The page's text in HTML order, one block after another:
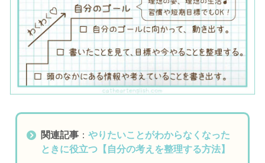
関連記事 ： やりたいことがわからなくなった
ときに役立つ【自分の考えを整理する方法】